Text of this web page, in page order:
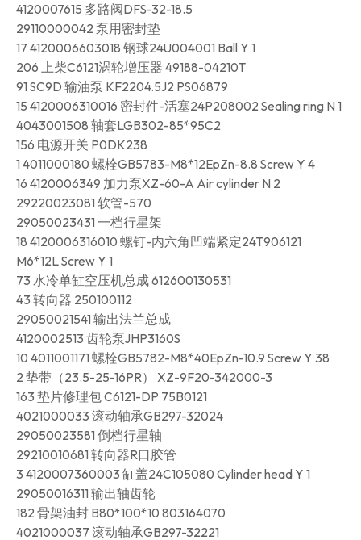
4120007615 多路阀DFS-32-18.5
29110000042 泵用密封垫
17 4120006603018 钢球24U004001 Ball Y 1
206 上柴C6121涡轮增压器 49188-04210T
91 SC9D 输油泵 KF2204.5J2 PS06879
15 4120006310016 密封件-活塞24P208002 Sealing ring N 1
4043001508 轴套LGB302-85*95C2
156 电源开关 P0DK238
1 4011000180 螺栓GB5783-M8*12EpZn-8.8 Screw Y 4
16 4120006349 加力泵XZ-60-A Air cylinder N 2
29220023081 软管-570
29050023431 一档行星架
18 4120006316010 螺钉-内六角凹端紧定24T906121
M6*12L Screw Y 1
73 水冷单缸空压机总成 612600130531
43 转向器 250100112
29050021541 输出法兰总成
4120002513 齿轮泵JHP3160S
10 4011001171 螺栓GB5782-M8*40EpZn-10.9 Screw Y 38
2 垫带（23.5-25-16PR） XZ-9F20-342000-3
163 垫片修理包 C6121-DP 75B0121
4021000033 滚动轴承GB297-32024
29050023581 倒档行星轴
29210010681 转向器R口胶管
3 4120007360003 缸盖24C105080 Cylinder head Y 1
29050016311 输出轴齿轮
182 骨架油封 B80*100*10 803164070
4021000037 滚动轴承GB297-32221